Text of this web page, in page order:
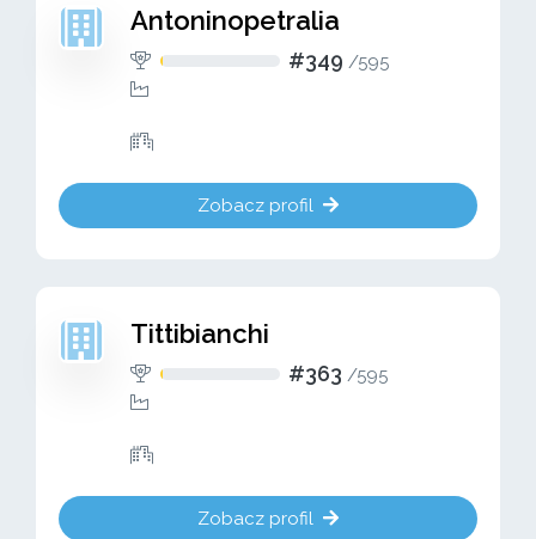
Antoninopetralia
#349 /595
Zobacz profil
Tittibianchi
#363 /595
Zobacz profil